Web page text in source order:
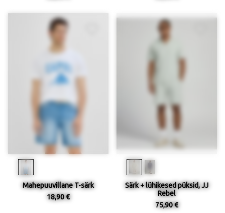
Mahepuuvillane T-särk
18,90 €
Särk + lühikesed püksid, JJ
Rebel
75,90 €